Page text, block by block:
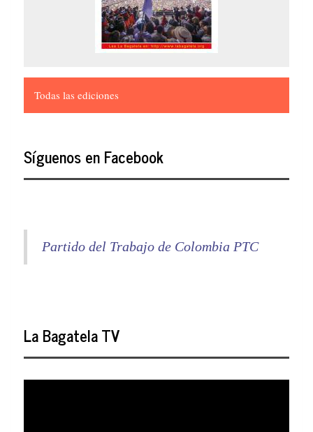
Todas las ediciones
Síguenos en Facebook
Partido del Trabajo de Colombia PTC
La Bagatela TV